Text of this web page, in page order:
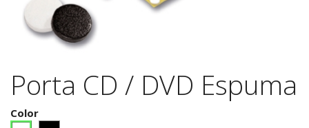
Porta CD / DVD Espuma
Color